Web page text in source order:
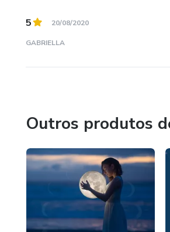
5 20/08/2020
GABRIELLA
Outros produtos